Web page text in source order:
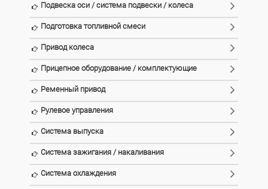
Подвеска оси / система подвески / колеса
Подготовка топливной смеси
Привод колеса
Прицепное оборудование / комплектующие
Ременный привод
Рулевое управления
Система выпуска
Система зажигания / накаливания
Система охлаждения